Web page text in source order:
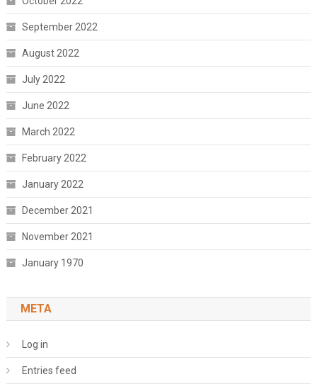
September 2022
August 2022
July 2022
June 2022
March 2022
February 2022
January 2022
December 2021
November 2021
January 1970
META
Log in
Entries feed